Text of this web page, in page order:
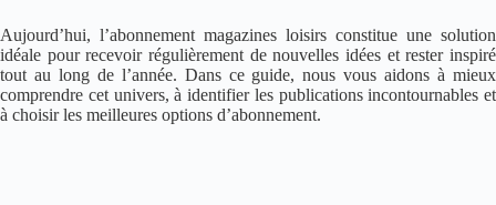
Aujourd’hui, l’abonnement magazines loisirs constitue une solution
idéale pour recevoir régulièrement de nouvelles idées et rester inspiré
tout au long de l’année. Dans ce guide, nous vous aidons à mieux
comprendre cet univers, à identifier les publications incontournables et
à choisir les meilleures options d’abonnement.